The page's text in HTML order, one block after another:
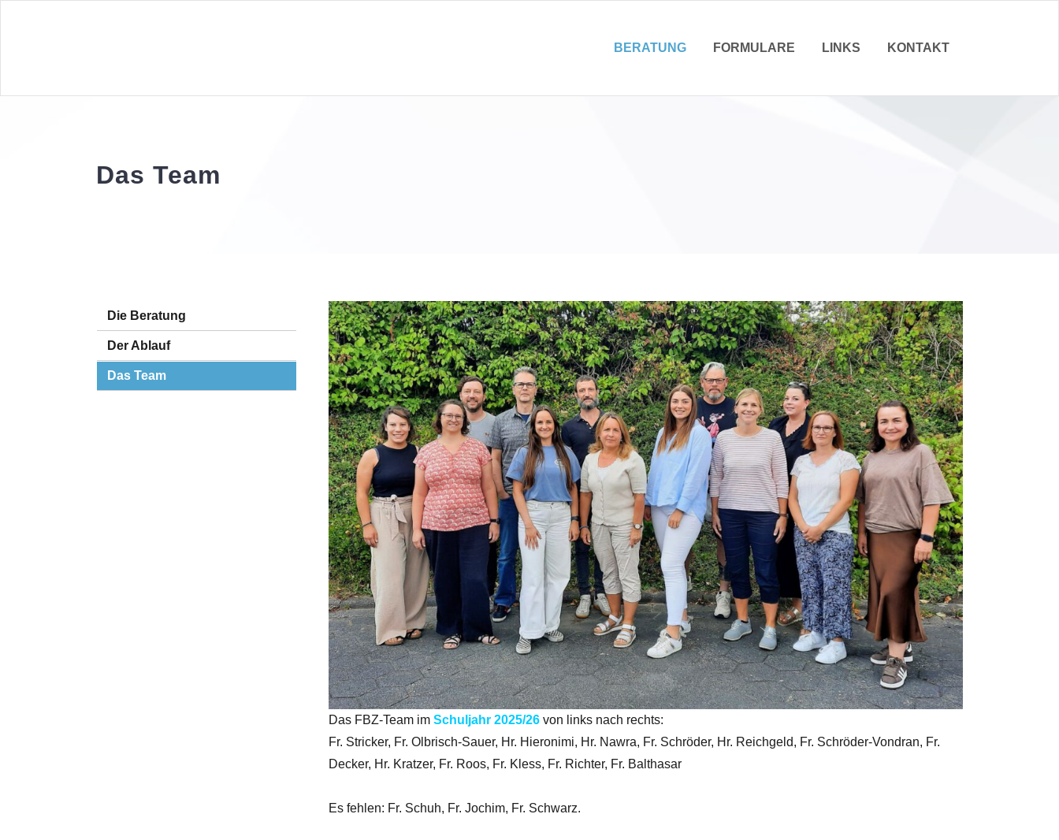
BERATUNG FORMULARE LINKS KONTAKT
Das Team
Die Beratung
Der Ablauf
Das Team
Das FBZ-Team im Schuljahr 2025/26 von links nach rechts:
Fr. Stricker, Fr. Olbrisch-Sauer, Hr. Hieronimi, Hr. Nawra, Fr. Schröder, Hr. Reichgeld, Fr. Schröder-Vondran, Fr.
Decker, Hr. Kratzer, Fr. Roos, Fr. Kless, Fr. Richter, Fr. Balthasar
Es fehlen: Fr. Schuh, Fr. Jochim, Fr. Schwarz.